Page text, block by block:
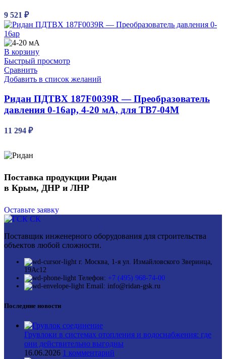
9 521 ₽
В корзину
Быстрый просмотр
Сравнить
Добавить в список желаний
Ридан ПДТВХ 187F0039R — Преобразователь
давления 0-16ар, 4-20 мА, для ТВ7-04М
11 294 ₽
Поставка продукции Ридан
в Крым, ДНР и ЛНР
Оставьте заявку
Поставщик инженерного оборудования для строительства
объектов любой сложности.
г. Москва, 1-я ул. Измайловского Зверинца,
19Ас12
Телефон: +7 (495) 968-74-00
Email: info@ridan-gsk.ru
Последние новости
Грувлоки в системах отопления и водоснабжения: где
они действительно выгодны
16.06.2026 1 комментарий